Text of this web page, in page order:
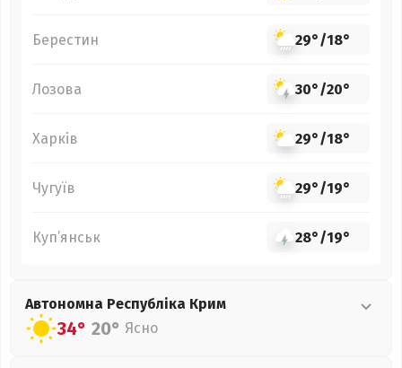
Берестин 29°/18°
Лозова 30°/20°
Харків 29°/18°
Чугуїв 29°/19°
Куп’янськ 28°/19°
Автономна Республіка Крим
34° 20° Ясно